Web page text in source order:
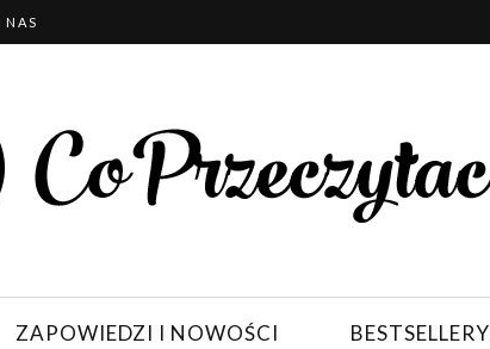
NAS
ZAPOWIEDZI I NOWOŚCI BESTSELLERY